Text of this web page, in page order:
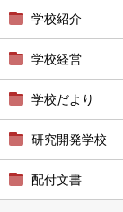
学校紹介
学校経営
学校だより
研究開発学校
配付文書